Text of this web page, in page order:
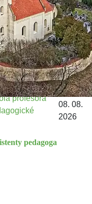
nově schválený
profesora
08. 08.
2026
pedagoga